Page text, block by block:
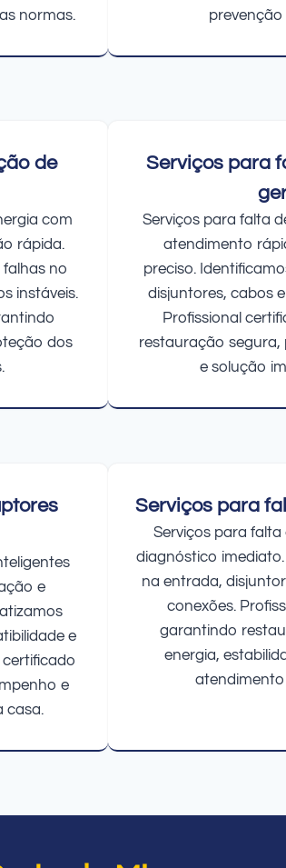
normas.
prevenção
de
com
rápida.
falhas no
instáveis.
dos
Serviços para
Serviços para falta
atendimento
preciso.
disjuntores, cabos
Profissional
restauração segura,
e solução
e
e
certificado
e
casa.
Serviços para
Serviços para falta
diagnóstico
na entrada,
conexões.
garantindo
energia,